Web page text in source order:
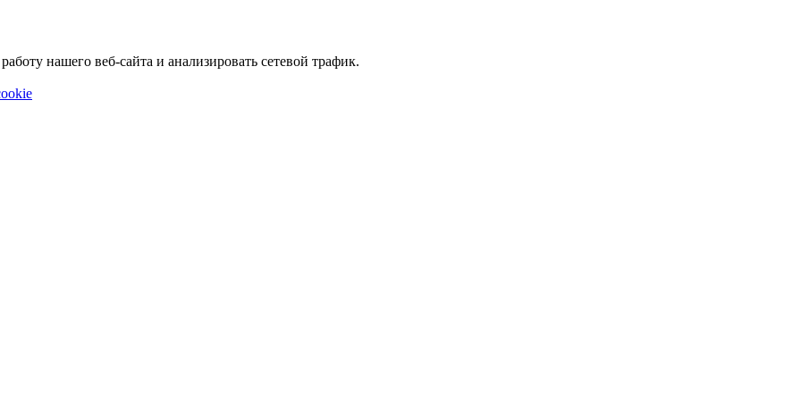
нашего веб-сайта и анализировать сетевой трафик.